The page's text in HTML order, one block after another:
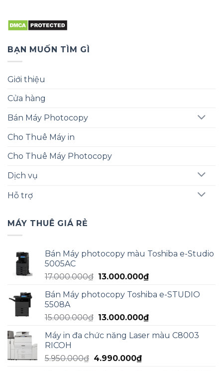
BẠN MUỐN TÌM GÌ
Giới thiệu
Cửa hàng
Bán Máy Photocopy
Cho Thuê Máy in
Cho Thuê Máy Photocopy
Dịch vụ
Hỗ trợ
MÁY THUÊ GIÁ RẺ
Bán Máy photocopy màu Toshiba e-Studio
5005AC
17.000.000₫ Giá
là:
13.000.000₫Giá
tại
13.000.000₫.
Bán Máy photocopy Toshiba e-STUDIO
5508A
15.000.000₫ Giá
là:
13.000.000₫Giá
tại
Máy in đa chức năng Laser màu C8003
RICOH
5.950.000₫ Giá
4.990.000₫Giá